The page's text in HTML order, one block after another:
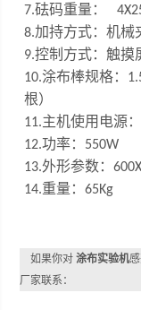
7.砝码重量：
8.加持方式：机械
9.控制方式：触摸
10.涂布棒规格：
根）
11.主机使用电源：
12.功率： 550W
13.外形参数：
14.重量：65Kg
如果你对涂布实验机
厂家联系：